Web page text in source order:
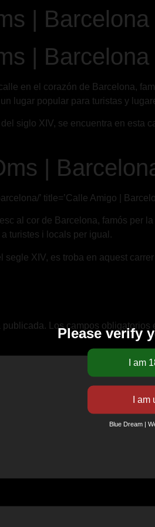
| Barcelona
| Barcelona
en el corazón de Barcelona,
lugar popular para turistas y
del siglo XIV, se encuentra en
|
’ title=’Calle Amigo |
al cor de Barcelona, famós
turistes i locals per igual.
segle XIV, es troba en aquest
publicada. Los campos
Please verify
Blue Dream |